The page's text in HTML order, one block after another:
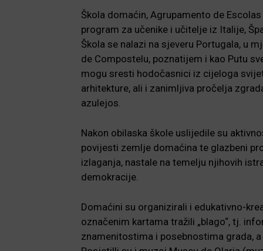
Škola domaćin, Agrupamento de
program za učenike i učitelje iz Italije,
Škola se nalazi na sjeveru Portugala, u
de Compostelu, poznatijem i kao Putu
mogu sresti hodočasnici iz cijeloga
arhitekture, ali i zanimljiva pročelja
azulejos.
Nakon obilaska škole uslijedile su
povijesti zemlje domaćina te glazbeni
izlaganja, nastale na temelju njihovih
demokracije.
Domaćini su organizirali i edukativno-
označenim kartama tražili „blago“, tj.
znamenitostima i posebnostima grada,